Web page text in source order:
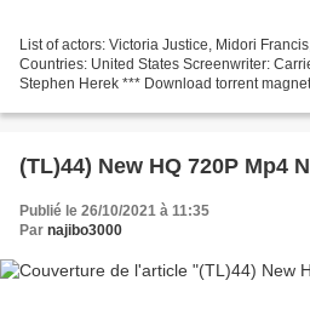
List of actors: Victoria Justice, Midori
Countries: United States Screenwriter:
Stephen Herek *** Download torrent
(TL)44) New HQ 720P Mp4
Publié le 26/10/2021 à 11:35
Par najibo3000